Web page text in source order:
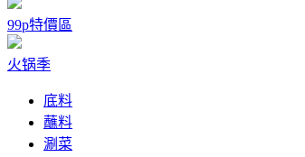
99p特價區
火锅季
底料
蘸料
涮菜